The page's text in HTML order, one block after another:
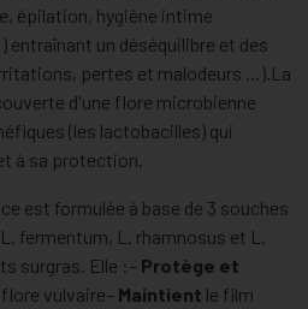
épilation, hygiène intime
un déséquilibre et des
pertes et malodeurs …).La
d'une flore microbienne
(les lactobacilles) qui
à sa protection.
est formulée à base de 3 souches
fermentum, L. rhamnosus et L.
surgras. Elle :– Protège et
flore vulvaire– Maintient le film